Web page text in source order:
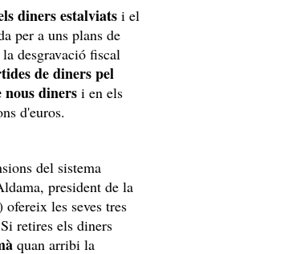
diners estalviats i el
per a uns plans de
desgravació fiscal
de diners pel
nous diners i en els
d'euros.
del sistema
president de la
les seves tres
retires els diners
quan arribi la